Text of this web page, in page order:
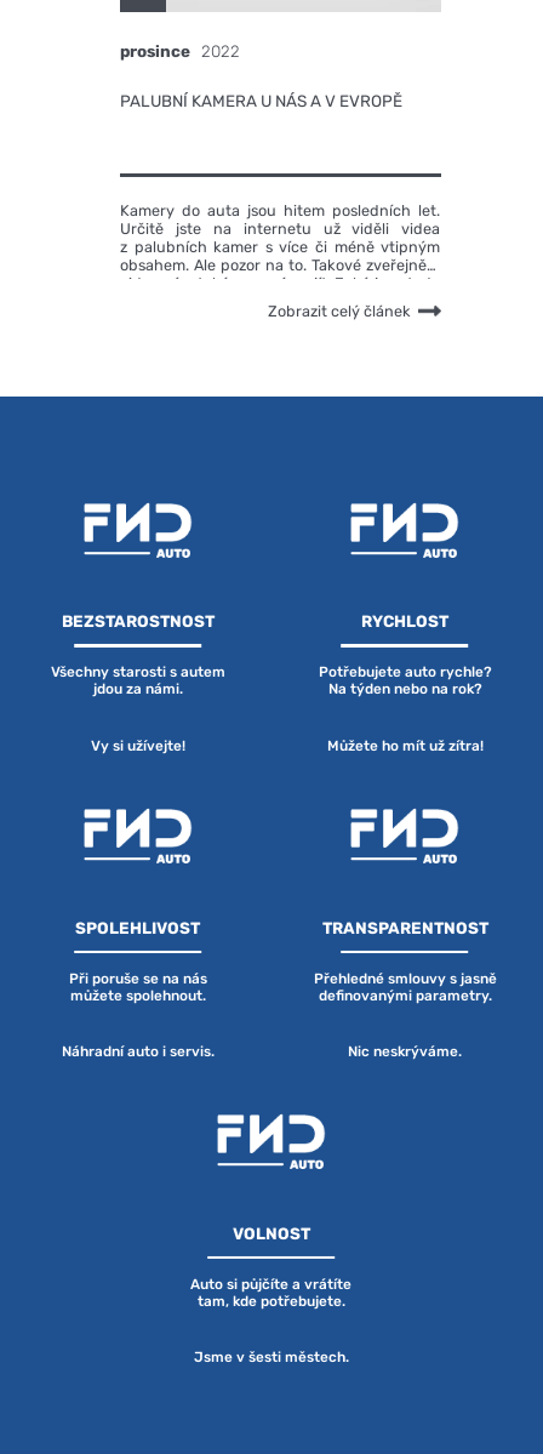
prosince 2022
PALUBNÍ KAMERA U NÁS A V EVROPĚ
Kamery do auta jsou hitem posledních let.
Určitě jste na internetu už viděli videa
z palubních kamer s více či méně vtipným
obsahem. Ale pozor na to. Takové zveřejnění
videa vám také nemusí projít. Jaká jsou tedy
pravidla? A jsou palubní kamery vnímány
stejně u nás i v zahraničí?Zobrazit celý článek
BEZSTAROSTNOST
Všechny starosti s autem
jdou za námi.
Vy si užívejte!
RYCHLOST
Potřebujete auto rychle?
Na týden nebo na rok?
Můžete ho mít už zítra!
SPOLEHLIVOST
Při poruše se na nás
můžete spolehnout.
Náhradní auto i servis.
TRANSPARENTNOST
Přehledné smlouvy s jasně
definovanými parametry.
Nic neskrýváme.
VOLNOST
Auto si půjčíte a vrátíte
tam, kde potřebujete.
Jsme v šesti městech.